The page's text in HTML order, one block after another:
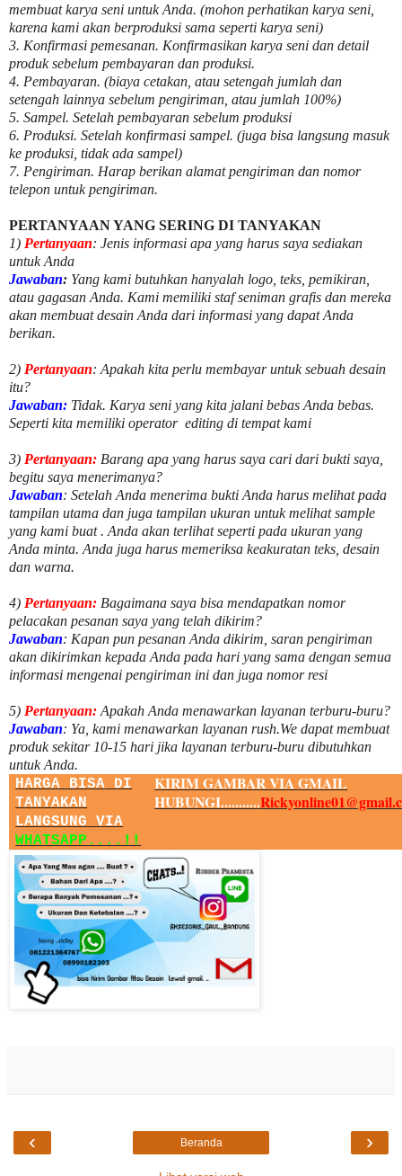
membuat karya seni untuk Anda. (mohon perhatikan karya seni,
karena kami akan berproduksi sama seperti karya seni)
3. Konfirmasi pemesanan. Konfirmasikan karya seni dan detail
produk sebelum pembayaran dan produksi.
4. Pembayaran. (biaya cetakan, atau setengah jumlah dan
setengah lainnya sebelum pengiriman, atau jumlah 100%)
5. Sampel. Setelah pembayaran sebelum produksi
6. Produksi. Setelah konfirmasi sampel. (juga bisa langsung masuk
ke produksi, tidak ada sampel)
7. Pengiriman. Harap berikan alamat pengiriman dan nomor
telepon untuk pengiriman.
PERTANYAAN YANG SERING DI TANYAKAN
1) Pertanyaan: Jenis informasi apa yang harus saya sediakan
untuk Anda
Jawaban: Yang kami butuhkan hanyalah logo, teks, pemikiran,
atau gagasan Anda. Kami memiliki staf seniman grafis dan mereka
akan membuat desain Anda dari informasi yang dapat Anda
berikan.
2) Pertanyaan: Apakah kita perlu membayar untuksebuah desain
itu?
Jawaban: Tidak. Karya seni yang kita jalani bebas Anda bebas.
Seperti kita memiliki operator editing di tempat kami
3) Pertanyaan: Barang apa yang harus saya cari dari bukti saya,
begitu saya menerimanya?
Jawaban: Setelah Anda menerima bukti Anda harus melihat pada
tampilan utama dan juga tampilan ukuran untuk melihatsample
yang kami buat . Anda akan terlihat seperti pada ukuran yang
Anda minta. Anda juga harus memeriksa keakuratan teks, desain
dan warna.
4) Pertanyaan: Bagaimana saya bisa mendapatkan nomor
pelacakan pesanan saya yang telah dikirim?
Jawaban: Kapan pun pesanan Anda dikirim, saran pengiriman
akan dikirimkan kepada Anda pada hari yang sama dengan semua
informasi mengenai pengiriman ini dan juga nomorresi
5) Pertanyaan: Apakah Anda menawarkan layanan terburu-buru?
Jawaban: Ya, kami menawarkan layanan rush.We dapat membuat
produk sekitar 10-15 hari jika layanan terburu-buru dibutuhkan
untuk Anda.
HARGA BISA DI
TANYAKAN
LANGSUNG VIA
WHATSAPP....!!
KIRIM GAMBAR VIA GMAIL
HUBUNGI...........
‹ ›
Beranda